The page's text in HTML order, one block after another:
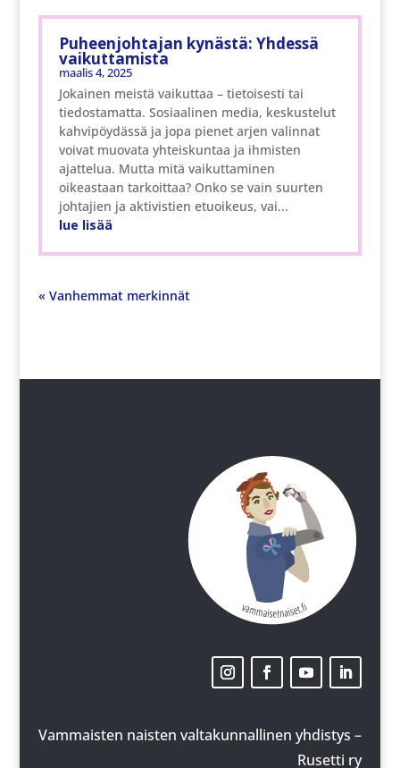
Puheenjohtajan kynästä: Yhdessä
vaikuttamista
maalis 4, 2025
Jokainen meistä vaikuttaa – tietoisesti tai
tiedostamatta. Sosiaalinen media, keskustelut
kahvipöydässä ja jopa pienet arjen valinnat
voivat muovata yhteiskuntaa ja ihmisten
ajattelua. Mutta mitä vaikuttaminen
oikeastaan tarkoittaa? Onko se vain suurten
johtajien ja aktivistien etuoikeus, vai...
lue lisää
« Vanhemmat merkinnät
Vammaisten naisten valtakunnallinen yhdistys –
Rusetti ry